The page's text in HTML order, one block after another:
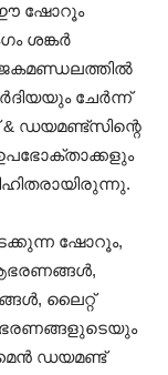
ഈ ഷോറൂം
ശങ്കർ
ചേർന്ന്
ഡയമണ്ട്സിന്റെ
ഉപഭോക്താക്കളും
ഷോറൂം,
ലൈറ്റ്
ഡയമണ്ട്